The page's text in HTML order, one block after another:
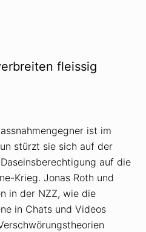
fleissig
ist im
stürzt sie sich auf der
auf die
Krieg. Jonas Roth und
in der NZZ, wie die
in Chats und Videos